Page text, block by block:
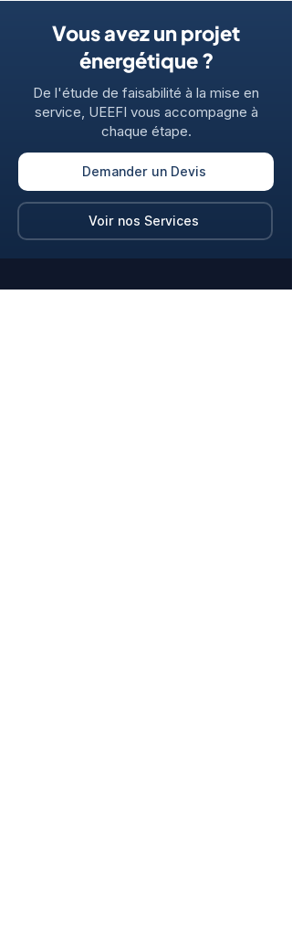
Vous avez un projet
énergétique ?
De l'étude de faisabilité à la mise en
service, UEEFI vous accompagne à
chaque étape.
Demander un Devis
Voir nos Services